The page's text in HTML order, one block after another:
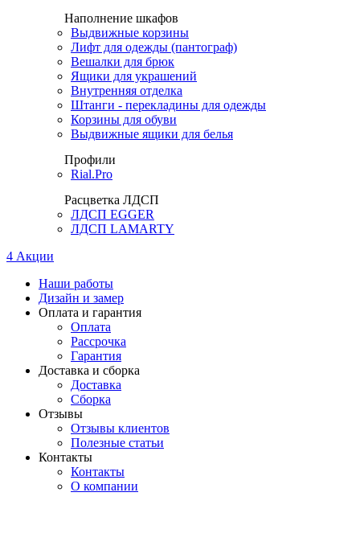
Наполнение шкафов
Выдвижные корзины
Лифт для одежды (пантограф)
Вешалки для брюк
Ящики для украшений
Внутренняя отделка
Штанги - перекладины для одежды
Корзины для обуви
Выдвижные ящики для белья
Профили
Rial.Pro
Расцветка ЛДСП
ЛДСП EGGER
ЛДСП LAMARTY
4 Акции
Наши работы
Дизайн и замер
Оплата и гарантия
Оплата
Рассрочка
Гарантия
Доставка и сборка
Доставка
Сборка
Отзывы
Отзывы клиентов
Полезные статьи
Контакты
Контакты
О компании